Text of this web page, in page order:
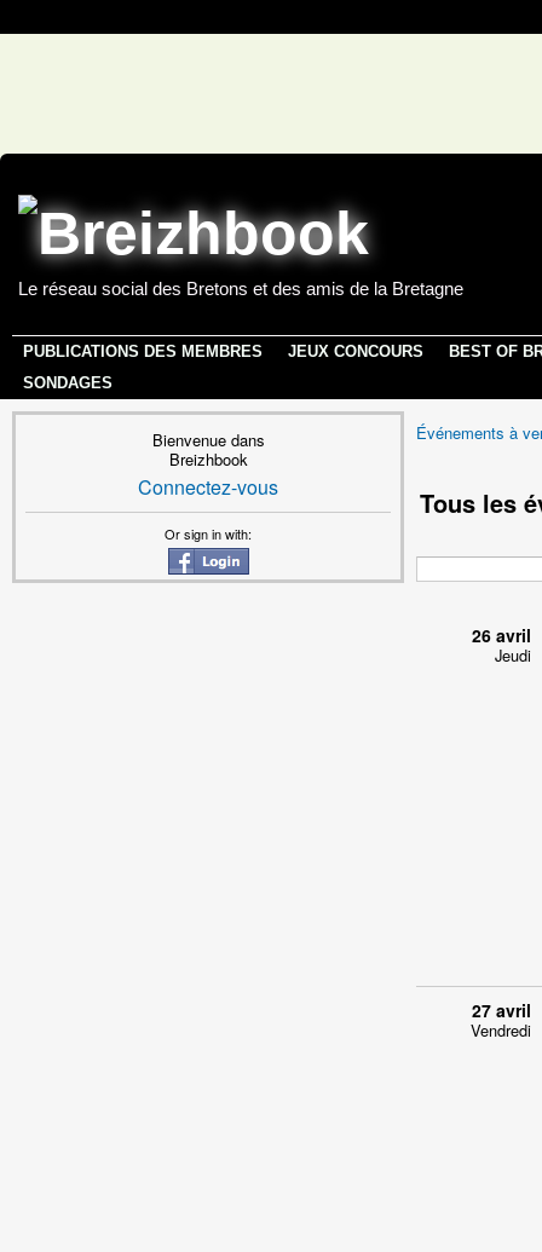
Le réseau social des Bretons et des amis de la Bretagne
PUBLICATIONS DES MEMBRES JEUX CONCOURS
BEST OF
SONDAGES
Bienvenue dans
Breizhbook
Connectez-vous
Or sign in with:
Événements à
Tous les
26 avril
Jeudi
27 avril
Vendredi